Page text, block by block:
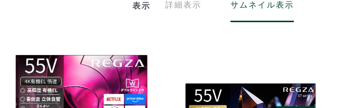
表示 詳細表示 サムネイル表示